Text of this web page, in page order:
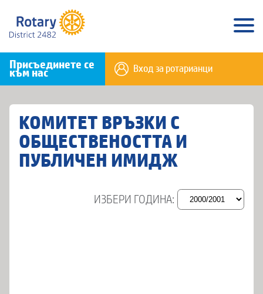
Присъединете се
към нас Вход за ротарианци
КОМИТЕТ ВРЪЗКИ С
ОБЩЕСТВЕНОСТТА И
ПУБЛИЧЕН ИМИДЖ
ИЗБЕРИ ГОДИНА: